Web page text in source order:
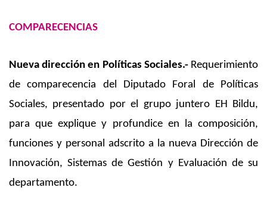
COMPARECENCIAS
Nueva dirección en Políticas Sociales.- Requerimiento
de comparecencia del Diputado Foral de Políticas
Sociales, presentado por el grupo juntero EH Bildu,
para que explique y profundice en la composición,
funciones y personal adscrito a la nueva Dirección de
Innovación, Sistemas de Gestión y Evaluación de su
departamento.